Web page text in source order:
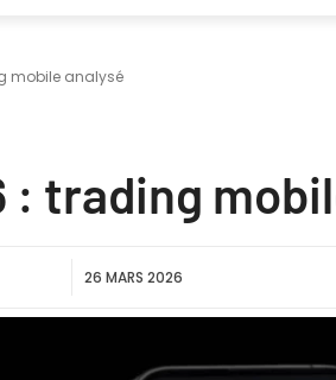
mobile analysé
: trading
26 MARS 2026